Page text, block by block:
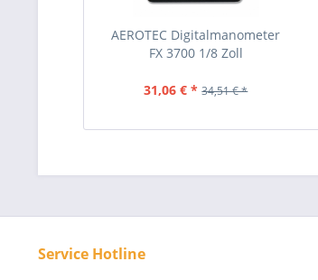
AEROTEC Digitalmanometer
FX 3700 1/8 Zoll
31,06 € * 34,51 € *
Service Hotline